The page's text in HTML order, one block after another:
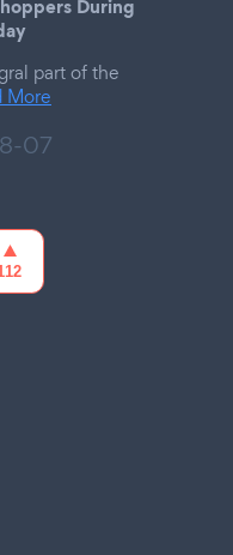
During
part of the
More
07